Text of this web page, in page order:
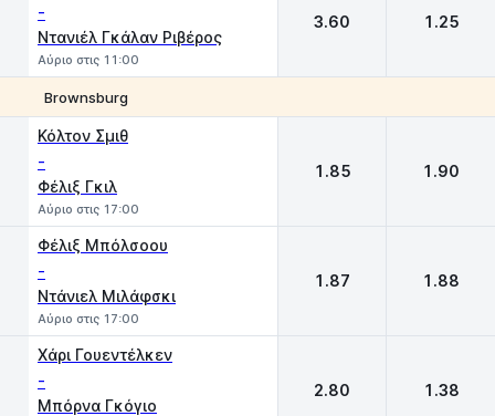
-
Ντανιέλ Γκάλαν Ριβέρος
Αύριο στις 11:00
3.60 1.25
Brownsburg
Κόλτον Σμιθ
-
Φέλιξ Γκιλ
Αύριο στις 17:00
1.85 1.90
Φέλιξ Μπόλσοου
-
Ντάνιελ Μιλάφσκι
Αύριο στις 17:00
1.87 1.88
Χάρι Γουεντέλκεν
-
Μπόρνα Γκόγιο
2.80 1.38